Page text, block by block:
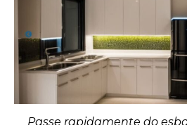
Passe rapidamente do